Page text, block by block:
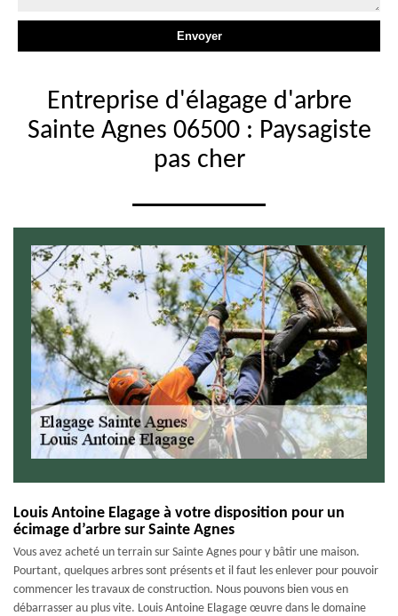
Entreprise d'élagage d'arbre
Sainte Agnes 06500 : Paysagiste
pas cher
Louis Antoine Elagage à votre disposition pour un
écimage d’arbre sur Sainte Agnes
Vous avez acheté un terrain sur Sainte Agnes pour y bâtir une maison.
Pourtant, quelques arbres sont présents et il faut les enlever pour pouvoir
commencer les travaux de construction. Nous pouvons bien vous en
débarrasser au plus vite. Louis Antoine Elagage œuvre dans le domaine